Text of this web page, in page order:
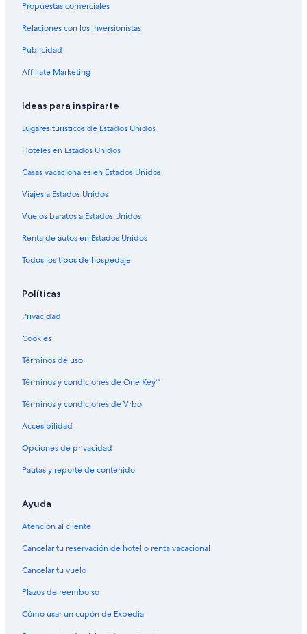
Cabañas en Kayenta
Resorts en Kayenta
Apartamentos en Kayenta
Hoteles de lujo en Kayenta
Hoteles cerca de Jacob Hamblin House
Hoteles cerca de Fiesta Family Fun Center
Hoteles cerca de Parque de la ciudad Thunder Junction All Abilities
Park
Casas de ciudad en Condado de Washington
Centros vacacionales en Condado de Washington
Casas de campo en Washington
Casas de ciudad en Washington
Hoteles 5 estrellas en St. George
Propuestas comerciales
Relaciones con los inversionistas
Publicidad
Affiliate Marketing
Ideas para inspirarte
Lugares turísticos de Estados Unidos
Hoteles en Estados Unidos
Casas vacacionales en Estados Unidos
Viajes a Estados Unidos
Vuelos baratos a Estados Unidos
Renta de autos en Estados Unidos
Todos los tipos de hospedaje
Políticas
Privacidad
Cookies
Términos de uso
Términos y condiciones de One Key™
Términos y condiciones de Vrbo
Accesibilidad
Opciones de privacidad
Pautas y reporte de contenido
Ayuda
Atención al cliente
Cancelar tu reservación de hotel o renta vacacional
Cancelar tu vuelo
Plazos de reembolso
Cómo usar un cupón de Expedia